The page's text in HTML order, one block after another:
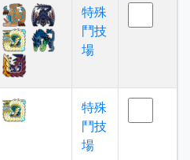
特殊
鬥技
場
特殊
鬥技
場